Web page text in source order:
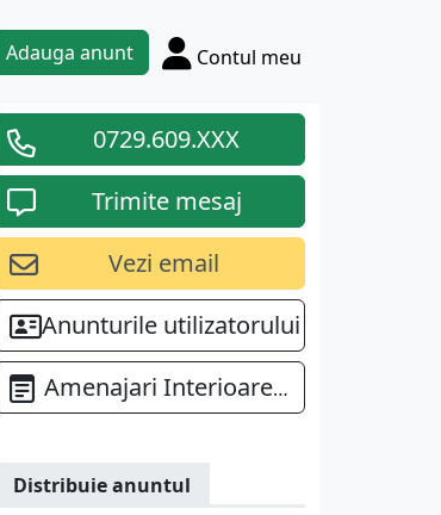
Adauga anunt Contul meu
0729.609.XXX
Trimite mesaj
Vezi email
Anunturile utilizatorului
Amenajari Interioare Bucuresti
Distribuie anuntul